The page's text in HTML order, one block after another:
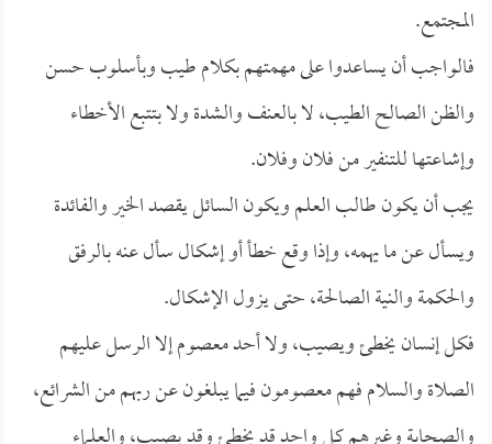
المجتمع.
فالواجب أن يساعدوا على مهمتهم بكلام طيب وبأسلوب حسن
والظن الصالح الطيب، لا بالعنف والشدة ولا بتتبع الأخطاء
وإشاعتها للتنفير من فلان وفلان.
يجب أن يكون طالب العلم ويكون السائل يقصد الخير والفائدة
ويسأل عن ما يهمه، وإذا وقع خطأ أو إشكال سأل عنه بالرفق
والحكمة والنية الصالحة، حتى يزول الإشكال.
فكل إنسان يخطئ ويصيب، ولا أحد معصوم إلا الرسل عليهم
الصلاة والسلام فهم معصومون فيما يبلغون عن ربهم من الشرائع،